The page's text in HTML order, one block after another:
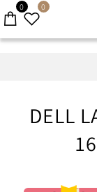
0 0
DELL